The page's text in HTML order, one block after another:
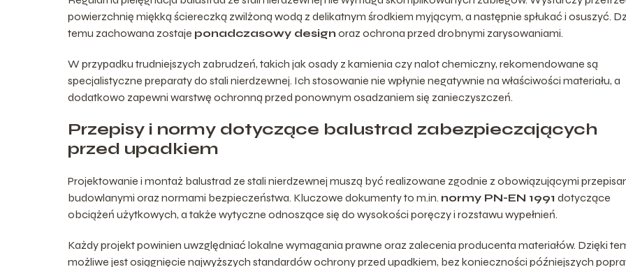
powierzchnię miękką ściereczką zwilżoną wodą z delikatnym środkiem myjącym, a następnie spłukać i osuszyć.
temu zachowana zostaje ponadczasowy design oraz ochrona przed drobnymi zarysowaniami.
W przypadku trudniejszych zabrudzeń, takich jak osady z kamienia czy nalot chemiczny, rekomendowane są
specjalistyczne preparaty do stali nierdzewnej. Ich stosowanie nie wpłynie negatywnie na właściwości materiału, a
dodatkowo zapewni warstwę ochronną przed ponownym osadzaniem się zanieczyszczeń.
Przepisy i normy dotyczące balustrad zabezpieczających
przed upadkiem
Projektowanie i montaż balustrad ze stali nierdzewnej muszą być realizowane zgodnie z obowiązującymi
budowlanymi oraz normami bezpieczeństwa. Kluczowe dokumenty to m.in. normy PN-EN 1991 dotyczące
obciążeń użytkowych, a także wytyczne odnoszące się do wysokości poręczy i rozstawu wypełnień.
Każdy projekt powinien uwzględniać lokalne wymagania prawne oraz zalecenia producenta materiałów. Dzięki
możliwe jest osiągnięcie najwyższych standardów ochrony przed upadkiem, bez konieczności późniejszych